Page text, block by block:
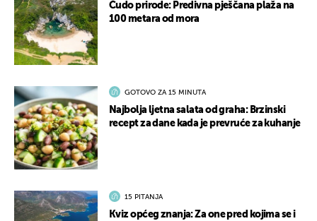
Čudo prirode: Predivna pješčana plaža na
100 metara od mora
GOTOVO ZA 15 MINUTA
Najbolja ljetna salata od graha: Brzinski
recept za dane kada je prevruće za kuhanje
15 PITANJA
Kviz općeg znanja: Za one pred kojima se i